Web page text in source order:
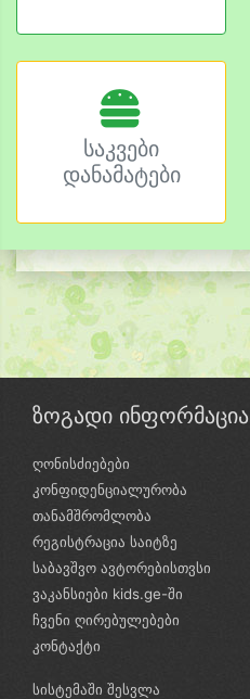
საკვები
დანამატები
ზოგადი ინფორმაცია
ღონისძიებები
კონფიდენციალურობა
თანამშრომლობა
რეგისტრაცია საიტზე
საბავშვო ავტორებისთვსი
ვაკანსიები kids.ge-ში
ჩვენი ღირებულებები
კონტაქტი
სისტემაში შესვლა